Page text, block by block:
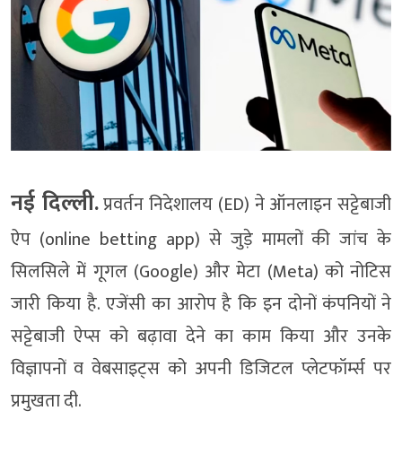
नई दिल्ली.प्रवर्तन निदेशालय (ED) ने ऑनलाइन सट्टेबाजी
ऐप (online betting app) से जुड़े मामलों की जांच के
सिलसिले में गूगल (Google) और मेटा (Meta) को नोटिस
जारी किया है. एजेंसी का आरोप है कि इन दोनों कंपनियों ने
सट्टेबाजी ऐप्स को बढ़ावा देने का काम किया और उनके
विज्ञापनों व वेबसाइट्स को अपनी डिजिटल प्लेटफॉर्म्स पर
प्रमुखता दी.